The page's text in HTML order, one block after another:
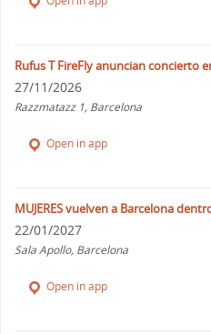
Rufus T FireFly anuncian concierto
27/11/2026
Razzmatazz 1, Barcelona
Open in app
MUJERES vuelven a Barcelona
22/01/2027
Sala Apollo, Barcelona
Open in app